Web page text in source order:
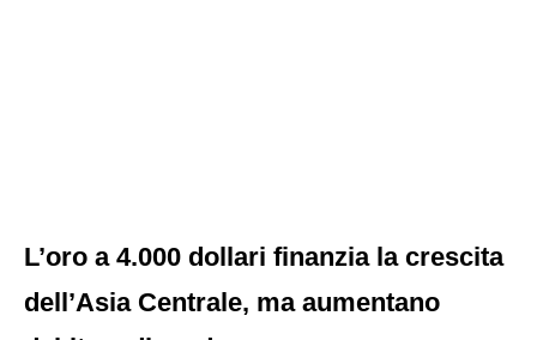
L’oro a 4.000 dollari finanzia la crescita
dell’Asia Centrale, ma aumentano